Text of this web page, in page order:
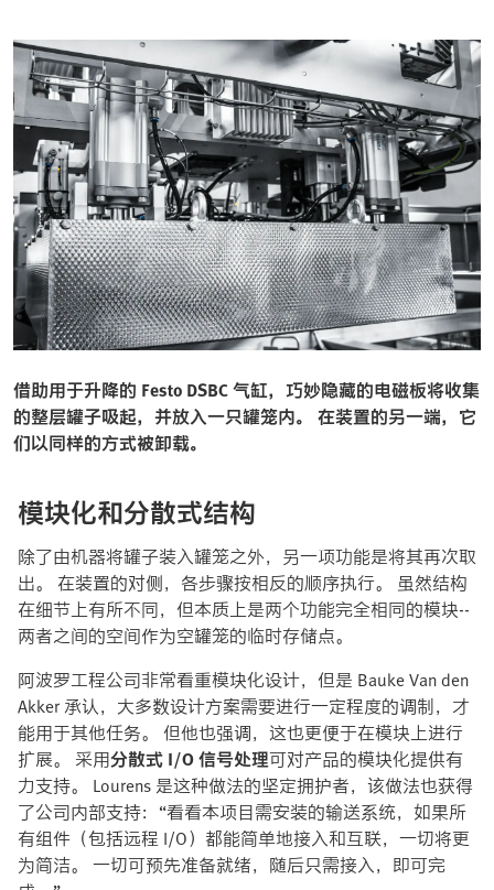
借助用于升降的 Festo DSBC 气缸，巧妙隐藏的电磁板将收集
的整层罐子吸起，并放入一只罐笼内。 在装置的另一端，它
们以同样的方式被卸载。
模块化和分散式结构
除了由机器将罐子装入罐笼之外，另一项功能是将其再次取
出。 在装置的对侧，各步骤按相反的顺序执行。 虽然结构
在细节上有所不同，但本质上是两个功能完全相同的模块--
两者之间的空间作为空罐笼的临时存储点。
阿波罗工程公司非常看重模块化设计，但是 Bauke Van den
Akker 承认，大多数设计方案需要进行一定程度的调制，才
能用于其他任务。 但他也强调，这也更便于在模块上进行
扩展。 采用分散式 I/O 信号处理可对产品的模块化提供有
力支持。 Lourens 是这种做法的坚定拥护者，该做法也获得
了公司内部支持：“看看本项目需安装的输送系统，如果所
有组件（包括远程 I/O）都能简单地接入和互联，一切将更
为简洁。 一切可预先准备就绪，随后只需接入，即可完